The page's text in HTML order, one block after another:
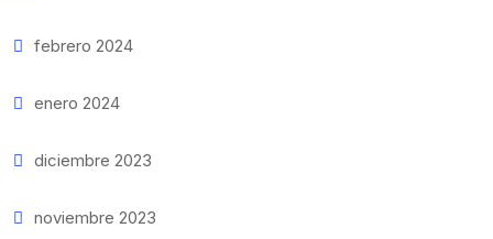
febrero 2024
enero 2024
diciembre 2023
noviembre 2023